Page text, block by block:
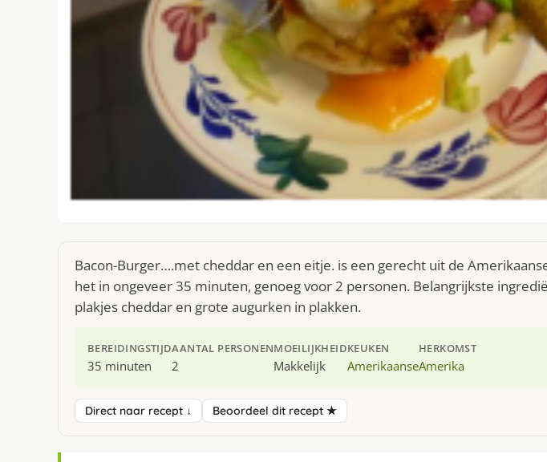
Bacon-Burger….met cheddar en een eitje. is een gerecht uit de
het in ongeveer 35 minuten, genoeg voor 2 personen. Belangrijkste
plakjes cheddar en grote augurken in plakken.
BEREIDINGSTIJD
35 minuten
AANTAL PERSONEN
2
MOEILIJKHEID
Makkelijk
KEUKEN
Amerikaanse
HERKOMST
Amerika
Direct naar recept ↓ Beoordeel dit recept ★